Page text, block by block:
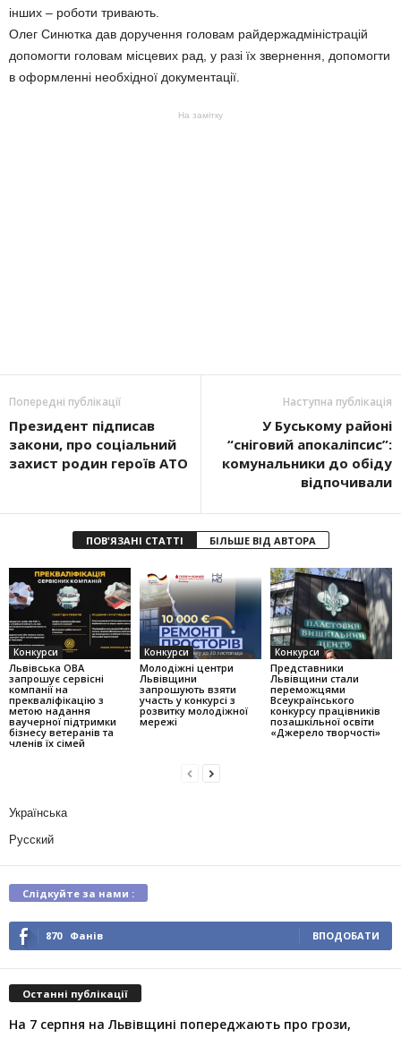
інших – роботи тривають.
Олег Синютка дав доручення головам райдержадміністрацій
допомогти головам місцевих рад, у разі їх звернення, допомогти
в оформленні необхідної документації.
На замітку
Попередні публікації
Президент підписав
закони, про соціальний
захист родин героїв АТО
Наступна публікація
У Буському районі
“сніговий апокаліпсис”:
комунальники до обіду
відпочивали
ПОВ'ЯЗАНІ СТАТТІ БІЛЬШЕ ВІД АВТОРА
Конкурси
Львівська ОВА
запрошує сервісні
компанії на
прекваліфікацію з
метою надання
ваучерної підтримки
бізнесу ветеранів та
членів їх сімей
Конкурси
Молодіжні центри
Львівщини
запрошують взяти
участь у конкурсі з
розвитку молодіжної
мережі
Конкурси
Представники
Львівщини стали
переможцями
Всеукраїнського
конкурсу працівників
позашкільної освіти
«Джерело творчості»
Українська
Русский
Слідкуйте за нами :
870 Фанів ВПОДОБАТИ
Останні публікації
На 7 серпня на Львівщині попереджають про грози,